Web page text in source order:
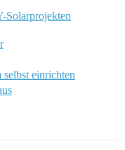
Solarprojekten
einrichten